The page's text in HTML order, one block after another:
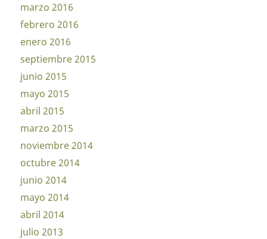
marzo 2016
febrero 2016
enero 2016
septiembre 2015
junio 2015
mayo 2015
abril 2015
marzo 2015
noviembre 2014
octubre 2014
junio 2014
mayo 2014
abril 2014
julio 2013